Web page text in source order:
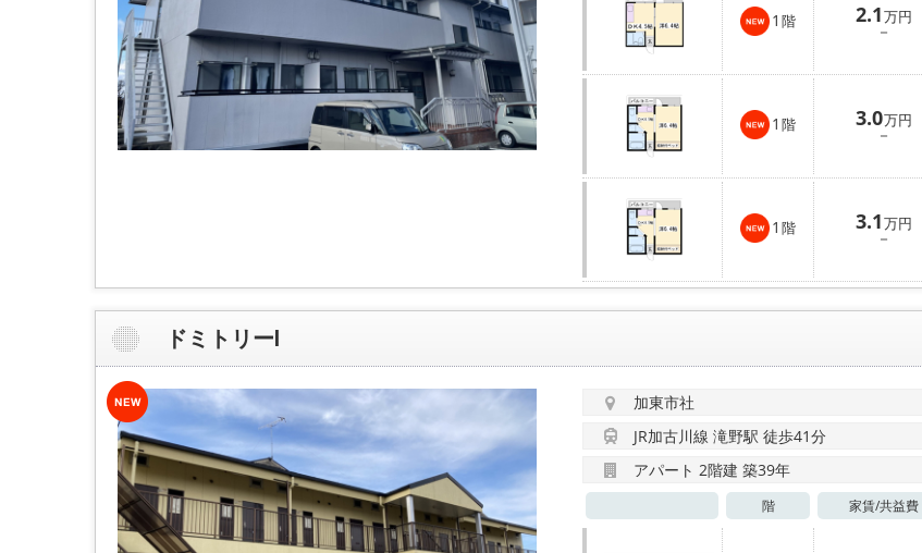
1 階 2.1万円
－
1 階 3.0万円
－
1 階 3.1万円
－
ドミトリーⅠ
加東市社
JR加古川線 滝野駅 徒歩41分
アパート 2階建 築39年
階 家賃/共益費